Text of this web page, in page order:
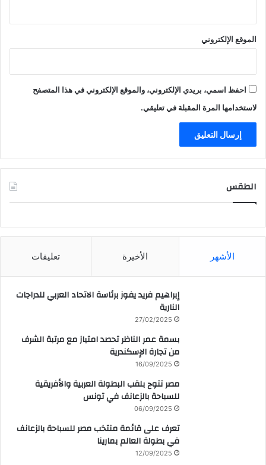
الموقع الإلكتروني
احفظ اسمي، بريدي الإلكتروني، والموقع الإلكتروني في هذا المتصفح
لاستخدامها المرة المقبلة في تعليقي.
الطقس
الأشهر الأخيرة تعليقات
إبراهيم فريد يفوز برئاسة الاتحاد العربي للدراجات
النارية
27/02/2025
بسمة عمر الناظر تحصد امتياز مع مرتبة الشرف
من تجارة الإسكندرية
16/09/2025
مصر تتوج بلقب البطولة العربية والأفريقية
للسباحة بالزعانف في تونس
06/09/2025
تعرف على قائمة منتخب مصر للسباحة بالزعانف
في بطولة العالم بمارينا
12/09/2025